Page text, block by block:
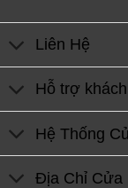
Liên Hệ
Hỗ trợ
Hệ Thống
Địa Chỉ Cửa